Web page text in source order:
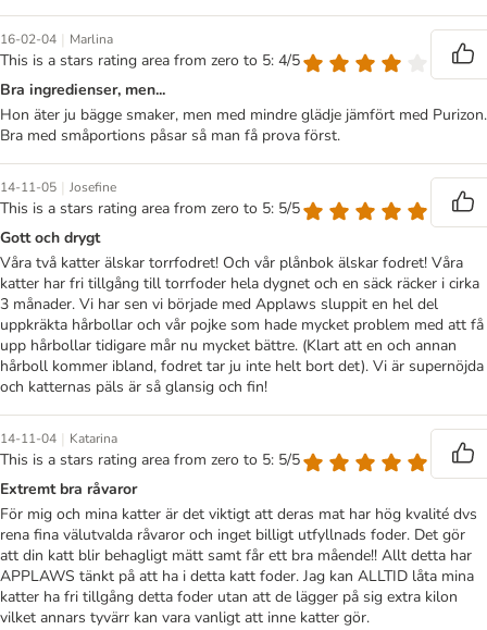
16-02-04 | Marlina
This is a stars rating area from zero to 5: 4/5
Bra ingredienser, men...
Hon äter ju bägge smaker, men med mindre glädje jämfört med Purizon.
Bra med småportions påsar så man få prova först.
14-11-05 | Josefine
This is a stars rating area from zero to 5: 5/5
Gott och drygt
Våra två katter älskar torrfodret! Och vår plånbok älskar fodret! Våra
katter har fri tillgång till torrfoder hela dygnet och en säck räcker i cirka
3 månader. Vi har sen vi började med Applaws sluppit en hel del
uppkräkta hårbollar och vår pojke som hade mycket problem med att få
upp hårbollar tidigare mår nu mycket bättre. (Klart att en och annan
hårboll kommer ibland, fodret tar ju inte helt bort det). Vi är supernöjda
och katternas päls är så glansig och fin!
14-11-04 | Katarina
This is a stars rating area from zero to 5: 5/5
Extremt bra råvaror
För mig och mina katter är det viktigt att deras mat har hög kvalité dvs
rena fina välutvalda råvaror och inget billigt utfyllnads foder. Det gör
att din katt blir behagligt mätt samt får ett bra mående!! Allt detta har
APPLAWS tänkt på att ha i detta katt foder. Jag kan ALLTID låta mina
katter ha fri tillgång detta foder utan att de lägger på sig extra kilon
vilket annars tyvärr kan vara vanligt att inne katter gör.